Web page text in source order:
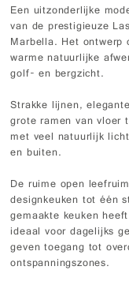
Een uitzonderlijke
van de prestigieuze
Marbella. Het ontwerp
warme natuurlijke
golf- en bergzicht.
Strakke lijnen,
grote ramen van vloer
met veel natuurlijk
en buiten.
De ruime open
designkeuken tot één
gemaakte keuken
ideaal voor dagelijks
geven toegang tot
ontspanningszones.